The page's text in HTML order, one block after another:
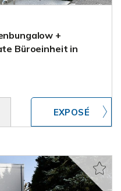
+
Büroeinheit in